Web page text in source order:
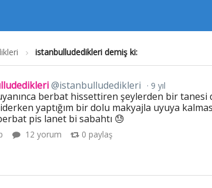
istanbulludedikleri demiş ki:
@istanbulludedikleri 9 yıl
berbat hissettiren şeylerden bir tanesi
yaptığım bir dolu makyajla uyuya
pis lanet bi sabahtı 😓
12 yorum 0 paylaş